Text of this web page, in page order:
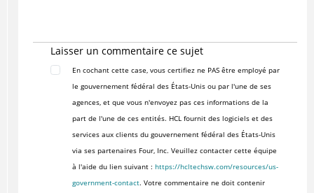
Laisser un commentaire ce sujet
En cochant cette case, vous certifiez ne PAS être employé par
le gouvernement fédéral des États-Unis ou par l'une de ses
agences, et que vous n'envoyez pas ces informations de la
part de l'une de ces entités. HCL fournit des logiciels et des
services aux clients du gouvernement fédéral des États-Unis
via ses partenaires Four, Inc. Veuillez contacter cette équipe
à l'aide du lien suivant : https://hcltechsw.com/resources/us-
government-contact. Votre commentaire ne doit contenir